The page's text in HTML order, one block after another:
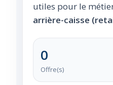
utiles pour le
arrière-caisse
0
Offre(s)